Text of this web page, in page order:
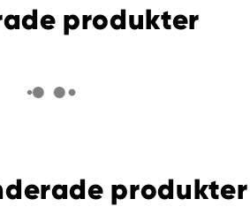
produkter
produkter